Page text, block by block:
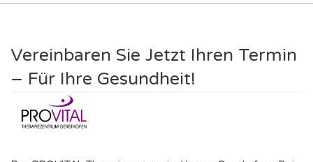
Vereinbaren Sie Jetzt Ihren Termin
– Für Ihre Gesundheit!